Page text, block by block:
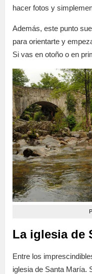
hacer fotos y
Además, este punto
para orientarte y
Si vas en otoño o en
La iglesia de
Entre los
iglesia de Santa María.